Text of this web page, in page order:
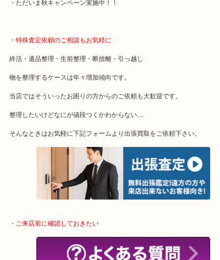
土日祝日休まず年末年始のほかは年中無休営業中
・ただいま秋キャンペーン実施中！！
・特殊査定依頼のご相談もお気軽に
終活・遺品整理・生前整理・断捨離・引っ越し
物を整理するケースは年々増加傾向です。
当店ではそういったお困りの方からのご依頼も大歓迎です。
整理したいけどなにが値段つくかわからない…
そんなときはお気軽に下記フォームより出張買取をご依頼下さい。